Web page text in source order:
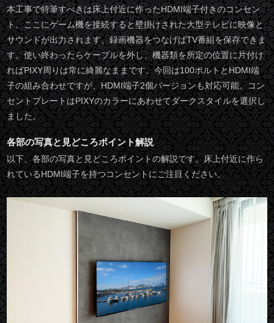
本工事で特筆すべきは床上付近に作ったHDMI端子付きのコンセン
ト。ここにゲーム機を接続すると壁掛けされた大型テレビに映像と
サウンドが出力されます。録画機器をつなげばTV番組を保存できま
す。使い終わったらケーブルを外し、機器類を所定の位置に片付け
ればPIXY周りは常に綺麗なままです。今回は100ボルトとHDMI端
子の組み合わせですが、HDMI端子2個バージョンも対応可能。コン
セントプレートはPIXYのカラーにあわせてダークスタイルを選択し
ました。
各部の写真と見どころポイント解説
以下、各部の写真と見どころポイントの解説です。床上付近に作ら
れているHDMI端子を持つコンセントにご注目ください。